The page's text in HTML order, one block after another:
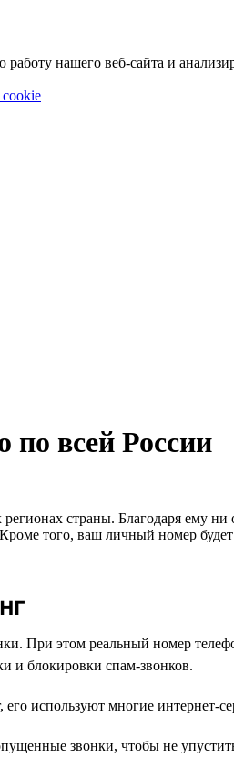
нашего веб-сайта и
всей России
страны. Благодаря ему
того, ваш личный номер
При этом реальный номер
и блокировки спам-звонков.
его используют многие
звонки, чтобы не